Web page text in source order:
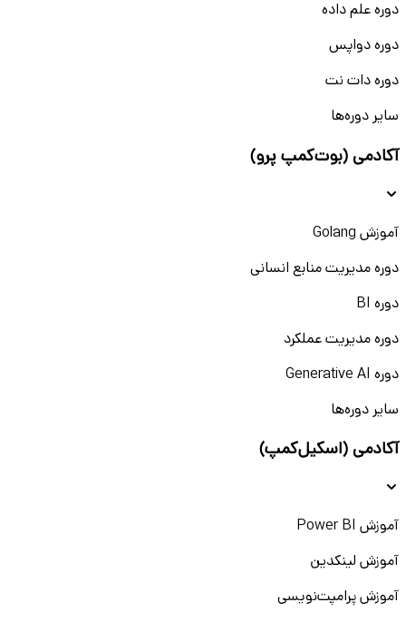
دوره علم داده
دوره دواپس
دوره دات نت
سایر دوره‌ها
آکادمی (بوت‌کمپ پرو)
آموزش Golang
دوره مدیریت منابع انسانی
دوره BI
دوره مدیریت عملکرد
دوره Generative AI
سایر دوره‌ها
آکادمی (اسکیل‌کمپ)
آموزش Power BI
آموزش لینکدین
آموزش پرامپت‌نویسی